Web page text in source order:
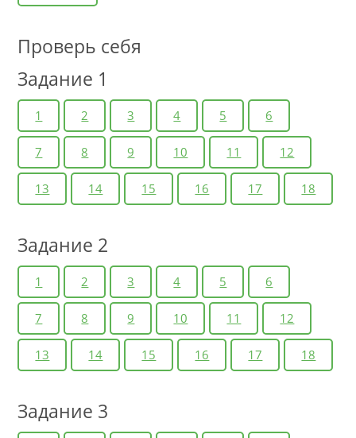
Проверь себя
Задание 1
1 2 3 4 5 6
7 8 9 10 11 12
13 14 15 16 17 18
Задание 2
1 2 3 4 5 6
7 8 9 10 11 12
13 14 15 16 17 18
Задание 3